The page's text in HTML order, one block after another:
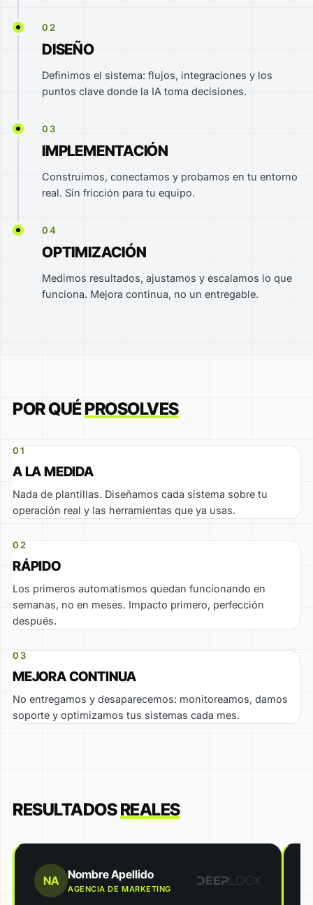
02
DISEÑO
Definimos el sistema: flujos, integraciones y los
puntos clave donde la IA toma decisiones.
03
IMPLEMENTACIÓN
Construimos, conectamos y probamos en tu entorno
real. Sin fricción para tu equipo.
04
OPTIMIZACIÓN
Medimos resultados, ajustamos y escalamos lo que
funciona. Mejora continua, no un entregable.
POR QUÉPROSOLVES
01
A LA MEDIDA
Nada de plantillas. Diseñamos cada sistema sobre tu
operación real y las herramientas que ya usas.
02
RÁPIDO
Los primeros automatismos quedan funcionando en
semanas, no en meses. Impacto primero, perfección
después.
03
MEJORA CONTINUA
No entregamos y desaparecemos: monitoreamos, damos
soporte y optimizamos tus sistemas cada mes.
RESULTADOSREALES
NA Nombre Apellido
AGENCIA DE MARKETING